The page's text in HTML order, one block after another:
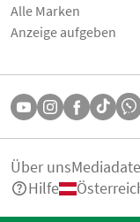
Alle Marken
Anzeige aufgeben
Über uns
Hilfe